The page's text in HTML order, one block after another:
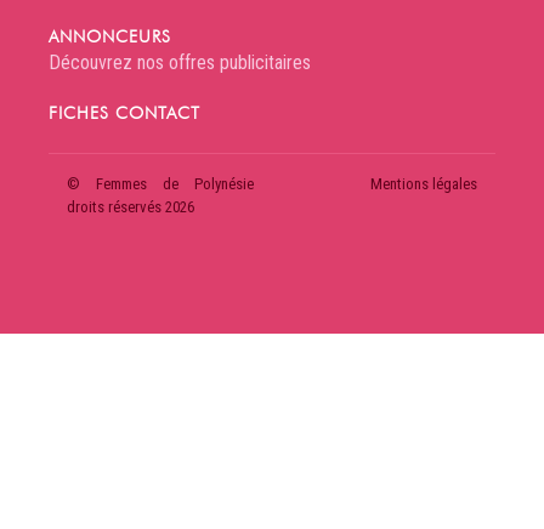
ANNONCEURS
Découvrez nos offres publicitaires
FICHES CONTACT
© Femmes de Polynésie
droits réservés 2026
Mentions légales